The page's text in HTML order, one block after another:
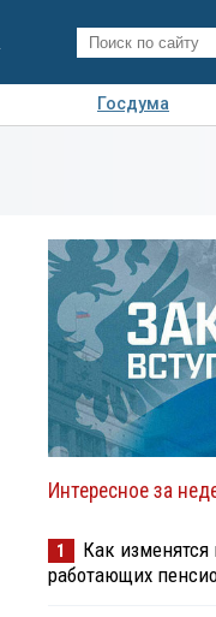
Госдума
Интересное за
1
Как изменятся
работающих